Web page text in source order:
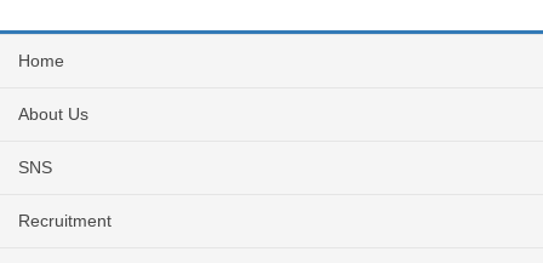
Home
About Us
SNS
Recruitment